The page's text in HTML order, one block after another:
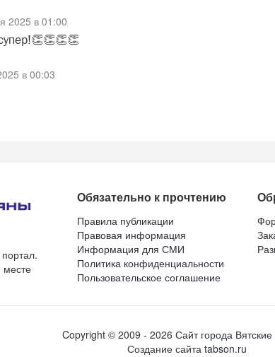
2025 в 01:00
в 00:03
Обязательно к прочтению
Правила публикации
Правовая информация
Информация для СМИ
Политика конфиденциальности
Пользовательское соглашение
Copyright © 2009 - 2026 Сайт города
Создание сайта tabson.ru